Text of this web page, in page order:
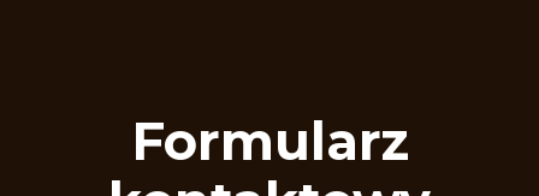
Formularz